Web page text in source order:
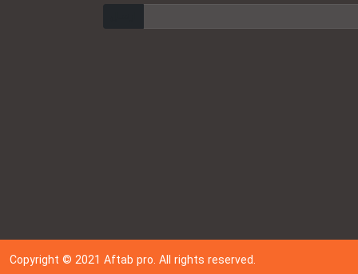
Copyright © 202 1Aftab pro. All rights reserved.